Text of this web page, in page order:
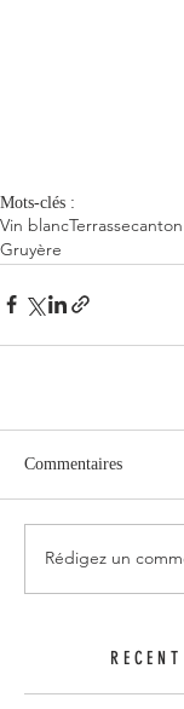
Mots-clés :
Vin blancTerrasse
Gruyère
Commentaires
Rédigez un